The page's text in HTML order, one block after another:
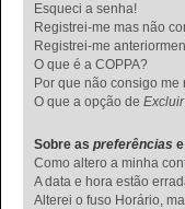
Esqueci a senha!
Registrei-me mas não
Registrei-me
O que é a COPPA?
Por que não consigo me
O que a opção de
Sobre as preferências e
Como altero a minha
A data e hora estão
Alterei o fuso Horário,